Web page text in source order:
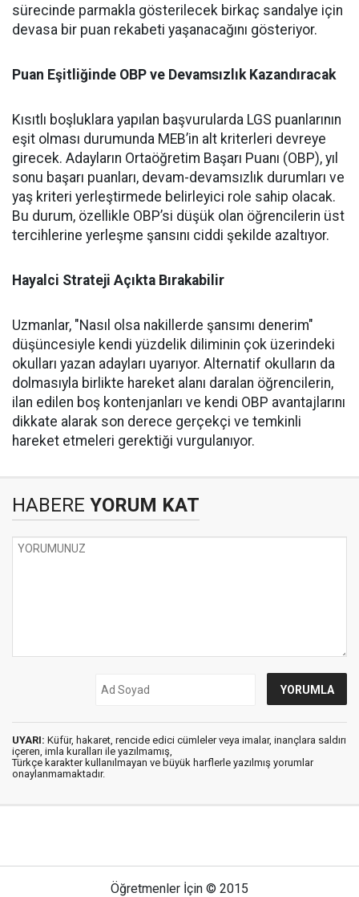
sürecinde parmakla gösterilecek birkaç sandalye için
devasa bir puan rekabeti yaşanacağını gösteriyor.
Puan Eşitliğinde OBP ve Devamsızlık Kazandıracak
Kısıtlı boşluklara yapılan başvurularda LGS puanlarının
eşit olması durumunda MEB’in alt kriterleri devreye
girecek. Adayların Ortaöğretim Başarı Puanı (OBP), yıl
sonu başarı puanları, devam-devamsızlık durumları ve
yaş kriteri yerleştirmede belirleyici role sahip olacak.
Bu durum, özellikle OBP’si düşük olan öğrencilerin üst
tercihlerine yerleşme şansını ciddi şekilde azaltıyor.
Hayalci Strateji Açıkta Bırakabilir
Uzmanlar, "Nasıl olsa nakillerde şansımı denerim"
düşüncesiyle kendi yüzdelik diliminin çok üzerindeki
okulları yazan adayları uyarıyor. Alternatif okulların da
dolmasıyla birlikte hareket alanı daralan öğrencilerin,
ilan edilen boş kontenjanları ve kendi OBP avantajlarını
dikkate alarak son derece gerçekçi ve temkinli
hareket etmeleri gerektiği vurgulanıyor.
HABERE YORUM KAT
UYARI: Küfür, hakaret, rencide edici cümleler veya imalar, inançlara saldırı
içeren, imla kuralları ile yazılmamış,
Türkçe karakter kullanılmayan ve büyük harflerle yazılmış yorumlar
onaylanmamaktadır.
Öğretmenler İçin © 2015